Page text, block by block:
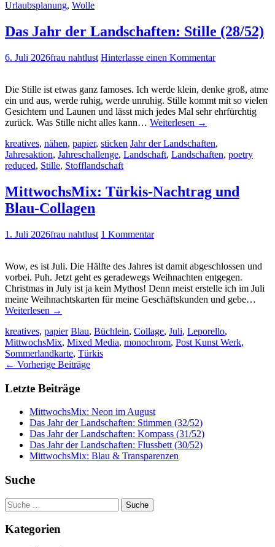
Urlaubsplanung, Wolle
Das Jahr der Landschaften: Stille (28/52)
6. Juli 2026frau nahtlust Hinterlasse einen Kommentar
Die Stille ist etwas ganz famoses. Ich werde klein, denke groß, atme
ein und aus, werde ruhig, werde unruhig. Stille kommt mit so vielen
Gesichtern und Launen und lässt mich jedes Mal sehr ehrfürchtig
zurück. Was Stille nicht alles kann… Weiterlesen →
kreatives, nähen, papier, sticken Jahr der Landschaften,
Jahresaktion, Jahreschallenge, Landschaft, Landschaften, poetry
reduced, Stille, Stofflandschaft
MittwochsMix: Türkis-Nachtrag und
Blau-Collagen
1. Juli 2026frau nahtlust 1 Kommentar
Wow, es ist Juli. Die Hälfte des Jahres ist damit abgeschlossen und
vorbei. Puh. Jetzt geht es geradewegs Weihnachten entgegen.
Christmas in July ist ja kein Mythos! Denn meist erstelle ich im Juli
meine Weihnachtskarten für meine Geschäftskunden und gebe…
Weiterlesen →
kreatives, papier Blau, Büchlein, Collage, Juli, Leporello,
MittwochsMix, Mixed Media, monochrom, Post Kunst Werk,
Sommerlandkarte, Türkis
Artikel-
← Vorherige Beiträge
Letzte Beiträge
MittwochsMix: Neon im August
Das Jahr der Landschaften: Stimmen (32/52)
Das Jahr der Landschaften: Kompass (31/52)
Das Jahr der Landschaften: Flussbett (30/52)
MittwochsMix: Blau & Transparenzen
Suche
Suche
nach:
Kategorien